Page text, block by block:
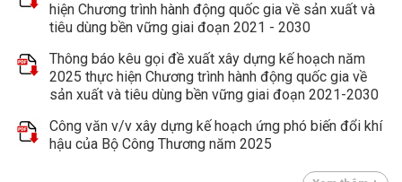
hiện Chương trình hành động quốc gia về sản xuất và
tiêu dùng bền vững giai đoạn 2021 - 2030
Thông báo kêu gọi đề xuất xây dựng kế hoạch năm
2025 thực hiện Chương trình hành động quốc gia về
sản xuất và tiêu dùng bền vững giai đoạn 2021-2030
Công văn v/v xây dựng kế hoạch ứng phó biến đổi khí
hậu của Bộ Công Thương năm 2025